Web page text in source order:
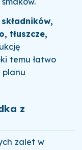
tłuszcze,
temu łatwo
planu
z
zalet w